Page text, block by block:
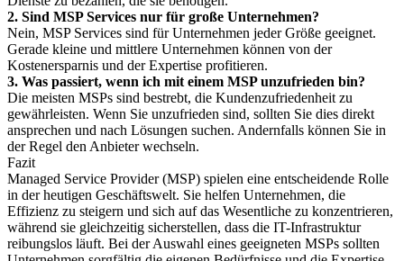
2. Sind MSP Services nur für große Unternehmen?
Nein, MSP Services sind für Unternehmen jeder Größe geeignet.
Gerade kleine und mittlere Unternehmen können von der
Kostenersparnis und der Expertise profitieren.
3. Was passiert, wenn ich mit einem MSP unzufrieden bin?
Die meisten MSPs sind bestrebt, die Kundenzufriedenheit zu
gewährleisten. Wenn Sie unzufrieden sind, sollten Sie dies direkt
ansprechen und nach Lösungen suchen. Andernfalls können Sie in
der Regel den Anbieter wechseln.
Fazit
Managed Service Provider (MSP) spielen eine entscheidende Rolle
in der heutigen Geschäftswelt. Sie helfen Unternehmen, die
Effizienz zu steigern und sich auf das Wesentliche zu konzentrieren,
während sie gleichzeitig sicherstellen, dass die IT-Infrastruktur
reibungslos läuft. Bei der Auswahl eines geeigneten MSPs sollten